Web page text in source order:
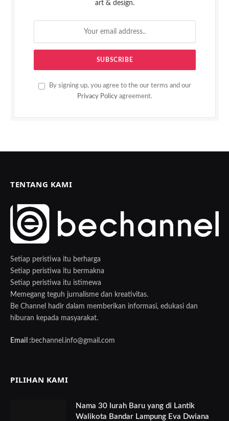
art & design.
By signing up, you agree to the our terms and our
Privacy Policy agreement.
TENTANG KAMI
Setiap peristiwa itu berharga
Setiap peristiwa itu bermakna
Setiap peristiwa itu istimewa
Memegang teguh jurnalisme dan kreativitas.
Be Channel hadir dalam memberikan informasi, edukasi dan
hiburan kepada masyarakat.
Email : bechannel.info@gmail.com
PILIHAN KAMI
Nama 30 lurah Baru yang di Lantik
Walikota Bandar Lampung Eva Dwiana